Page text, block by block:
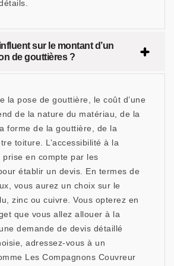
sur le montant d’un
de gouttières ?
la pose de gouttière, le coût d’une
de la nature du matériau, de la
forme de la gouttière, de la
toiture. L’accessibilité à la
en compte par les
établir un devis. En termes de
vous aurez un choix sur le
zinc ou cuivre. Vous opterez en
que vous allez allouer à la
demande de devis détaillé
adressez-vous à un
Les Compagnons Couvreur